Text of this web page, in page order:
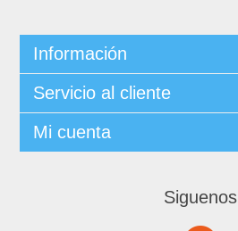
Información
Servicio al cliente
Mi cuenta
Siguenos